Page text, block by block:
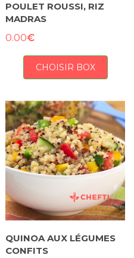
POULET ROUSSI, RIZ
MADRAS
0.00€
CHOISIR BOX
QUINOA AUX LÉGUMES
CONFITS